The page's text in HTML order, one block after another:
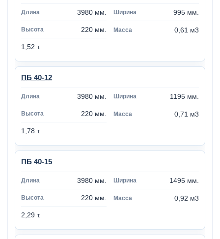
3980 мм. 995 мм.
220 мм. 0,61 м3
1,52 т.
ПБ 40-12
3980 мм. 1195 мм.
220 мм. 0,71 м3
1,78 т.
ПБ 40-15
3980 мм. 1495 мм.
220 мм. 0,92 м3
2,29 т.